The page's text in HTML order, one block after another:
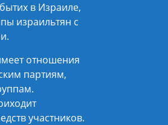
в Израиле,
израильтян с
отношения
партиям,
участников.